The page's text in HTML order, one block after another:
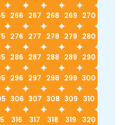
266 267 268 269 270
276 277 278 279 280
286 287 288 289 290
296 297 298 299 300
306 307 308 309 310
316 317 318 319 320